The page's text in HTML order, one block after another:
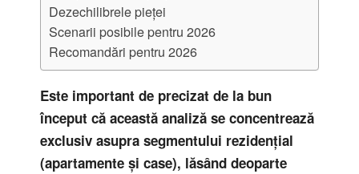
Dezechilibrele pieței
Scenarii posibile pentru 2026
Recomandări pentru 2026
Este important de precizat de la bun
început că această analiză se concentrează
exclusiv asupra segmentului rezidențial
(apartamente și case), lăsând deoparte